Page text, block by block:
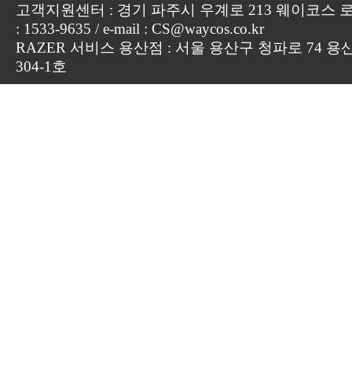
고객지원센터 : 경기 파주시 우계로 213 웨이코스
: 1533-9635 / e-mail : CS@waycos.co.kr
RAZER 서비스 용산점 : 서울 용산구 청파로 74 용
304-1호